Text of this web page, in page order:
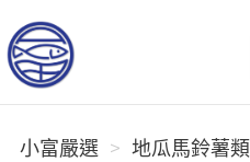
小富嚴選
小富嚴選 地瓜馬鈴薯類